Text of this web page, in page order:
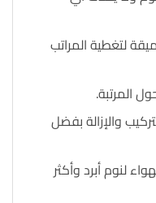
لتغطية المراتب
المرتبة.
والإزالة بفضل
لنوم أبرد وأكثر